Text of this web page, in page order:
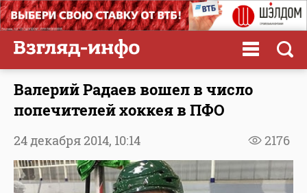
Валерий Радаев вошел в число
попечителей хоккея в ПФО
2176
24 декабря 2014, 10:14